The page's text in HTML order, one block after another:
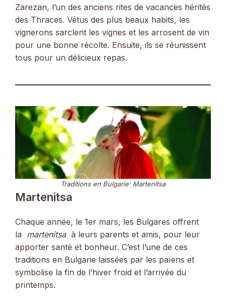
Zarezan, l’un des anciens rites de vacances hérités
des Thraces. Vêtus des plus beaux habits, les
vignerons sarclent les vignes et les arrosent de vin
pour une bonne récolte. Ensuite, ils se réunissent
tous pour un délicieux repas.
Traditions en Bulgarie: Martenitsa
Martenitsa
Chaque année, le 1er mars, les Bulgares offrent
la martenitsaà leurs parents et amis, pour leur
apporter santé et bonheur. C’est l’une de ces
traditions en Bulgarie laissées par les païens et
symbolise la fin de l’hiver froid et l’arrivée du
printemps.